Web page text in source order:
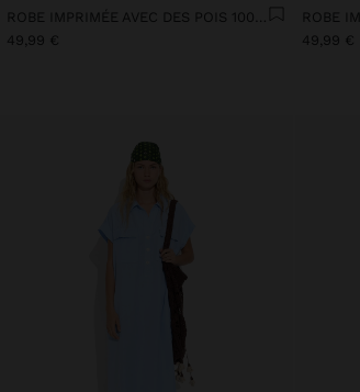
ROBE IMPRIMÉE AVEC DES POIS 100% COTON
49,99 €
49,99 €